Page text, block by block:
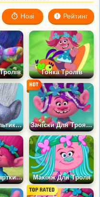
Нові Рейтинг
Гонка Тролів
Хто Ти З Мультика Тролі Зачіски Для Трояндочки
Гра Тролі: Картки Пам'яті Макіяж Для Троля